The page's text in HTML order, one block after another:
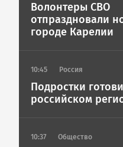
Волонтеры СВО
отпраздновали
городе Карелии
10:45 Россия
Подростки
российском
10:37 Общество